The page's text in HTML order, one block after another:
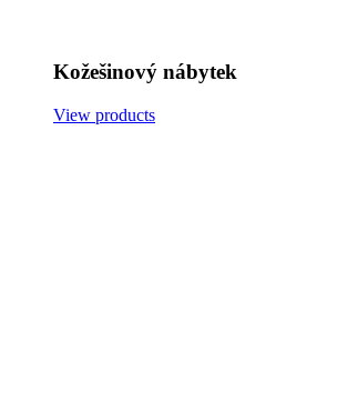
Kožešinový nábytek
View products